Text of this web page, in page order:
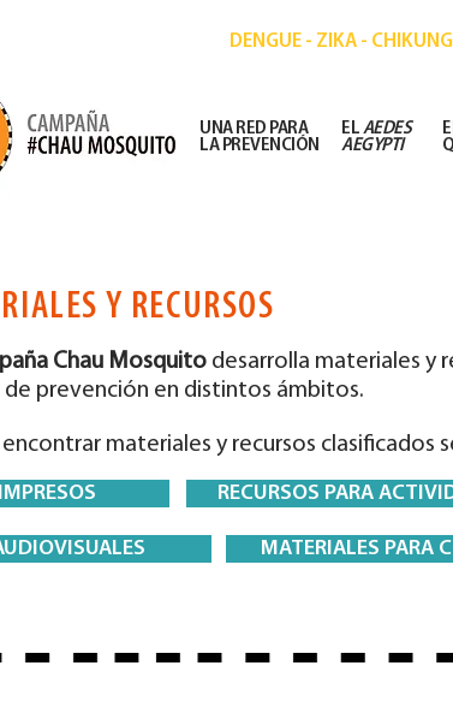
DENGUE - ZIKA -
ELAEDES
AEGYPTI
UNA RED PARA
LA PREVENCIÓN
Y RECURSOS
Chau Mosquito desarrolla materiales y
prevención en distintos ámbitos.
materiales y recursos clasificados
IMPRESOS RECURSOS PARA
MATERIALES PARA